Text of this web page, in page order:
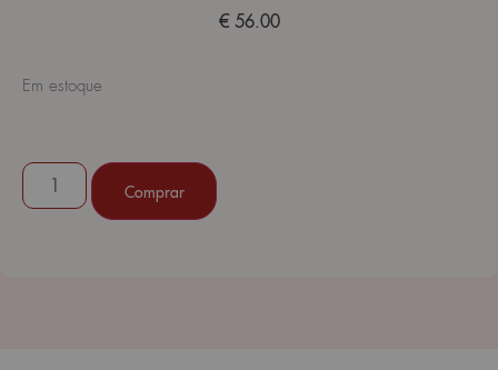
€56.00
Em estoque
Comprar